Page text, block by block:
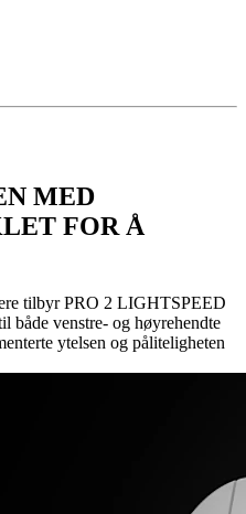
MED
FOR Å
tilbyr PRO 2 LIGHTSPEED
både venstre- og høyrehendte
ytelsen og påliteligheten